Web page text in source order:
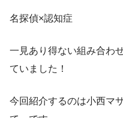
名探偵×認知症
一見あり得ない組み合わ
ていました！
今回紹介するのは小西マ